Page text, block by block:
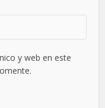
y web en este